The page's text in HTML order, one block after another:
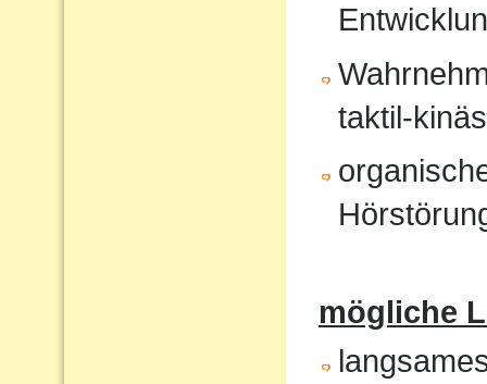
taktil-
mögliche